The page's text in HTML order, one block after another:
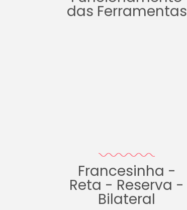
das Ferramentas
Francesinha -
Reta - Reserva -
Bilateral